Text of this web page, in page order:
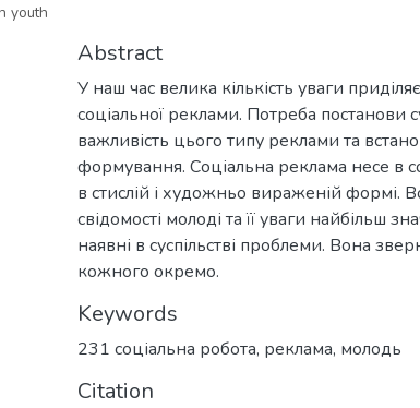
youth
Abstract
У наш час велика кількість уваги
соціальної реклами. Потреба постанови
важливість цього типу реклами та
формування. Соціальна реклама несе в
в стислій і художньо вираженій формі.
свідомості молоді та її уваги найбільш
наявні в суспільстві проблеми. Вона
кожного окремо.
Keywords
231 соціальна робота, реклама, молодь
Citation